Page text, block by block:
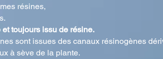
résines,
et toujours issu de résine.
sont issues des canaux résinogènes
à sève de la plante.